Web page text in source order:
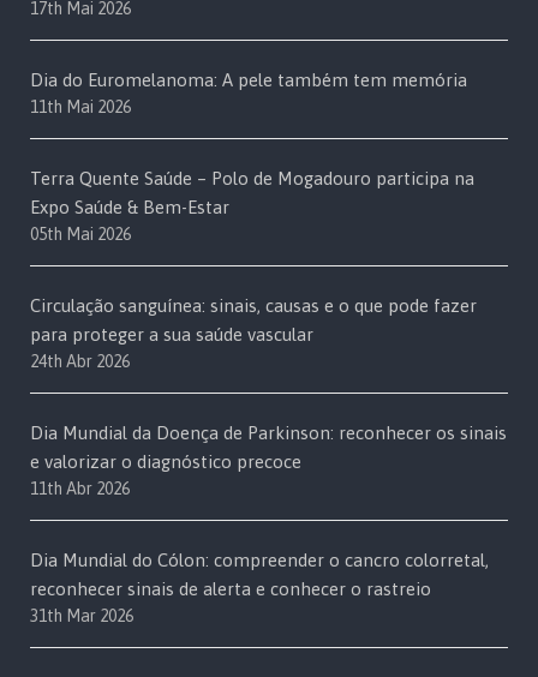
17th Mai 2026
Dia do Euromelanoma: A pele também tem memória
11th Mai 2026
Terra Quente Saúde – Polo de Mogadouro participa na
Expo Saúde & Bem-Estar
05th Mai 2026
Circulação sanguínea: sinais, causas e o que pode fazer
para proteger a sua saúde vascular
24th Abr 2026
Dia Mundial da Doença de Parkinson: reconhecer os sinais
e valorizar o diagnóstico precoce
11th Abr 2026
Dia Mundial do Cólon: compreender o cancro colorretal,
reconhecer sinais de alerta e conhecer o rastreio
31th Mar 2026